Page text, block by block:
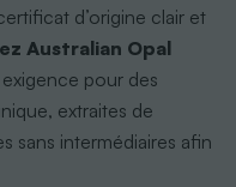
d’origine clair et
Australian Opal
pour des
extraites de
sans intermédiaires afin